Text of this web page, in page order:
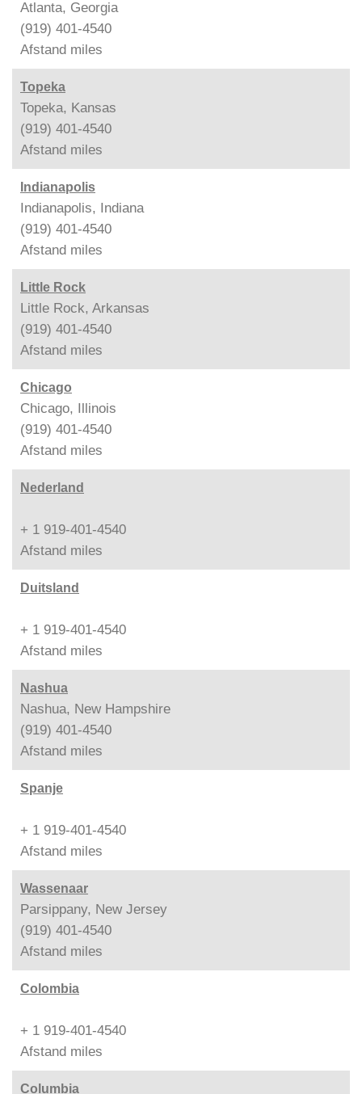
Atlanta, Georgia
(919) 401-4540
Afstand miles
Topeka
Topeka, Kansas
(919) 401-4540
Afstand miles
Indianapolis
Indianapolis, Indiana
(919) 401-4540
Afstand miles
Little Rock
Little Rock, Arkansas
(919) 401-4540
Afstand miles
Chicago
Chicago, Illinois
(919) 401-4540
Afstand miles
Nederland
+ 1 919-401-4540
Afstand miles
Duitsland
+ 1 919-401-4540
Afstand miles
Nashua
Nashua, New Hampshire
(919) 401-4540
Afstand miles
Spanje
+ 1 919-401-4540
Afstand miles
Wassenaar
Parsippany, New Jersey
(919) 401-4540
Afstand miles
Colombia
+ 1 919-401-4540
Afstand miles
Columbia